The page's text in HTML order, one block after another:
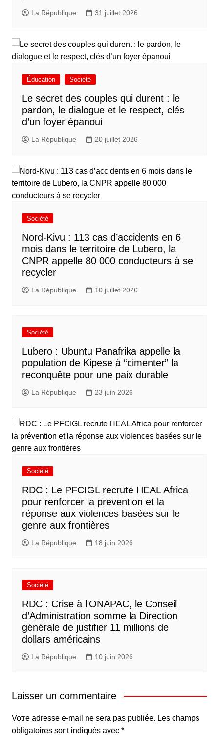
La République 31 juillet 2026
Éducation Société
Le secret des couples qui durent : le
pardon, le dialogue et le respect, clés
d’un foyer épanoui
La République 20 juillet 2026
Société
Nord-Kivu : 113 cas d’accidents en 6
mois dans le territoire de Lubero, la
CNPR appelle 80 000 conducteurs à se
recycler
La République 10 juillet 2026
Société
Lubero : Ubuntu Panafrika appelle la
population de Kipese à “cimenter” la
reconquête pour une paix durable
La République 23 juin 2026
Société
RDC : Le PFCIGL recrute HEAL Africa
pour renforcer la prévention et la
réponse aux violences basées sur le
genre aux frontières
La République 18 juin 2026
Société
RDC : Crise à l’ONAPAC, le Conseil
d’Administration somme la Direction
générale de justifier 11 millions de
dollars américains
La République 10 juin 2026
Laisser un commentaire
Votre adresse e-mail ne sera pas publiée. Les champs
obligatoires sont indiqués avec *